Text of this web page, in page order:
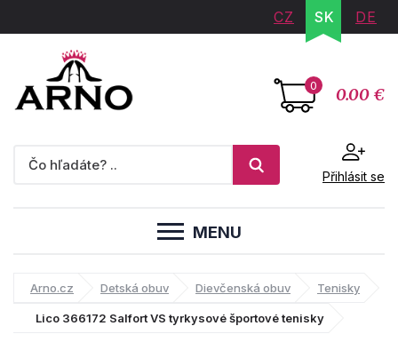
CZ SK DE
0 0.00 €
Přihlásit se
MENU
Arno.cz Detská obuv Dievčenská obuv Tenisky
Lico 366172 Salfort VS tyrkysové športové tenisky